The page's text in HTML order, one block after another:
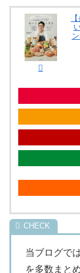
当ブログで
を多数まと